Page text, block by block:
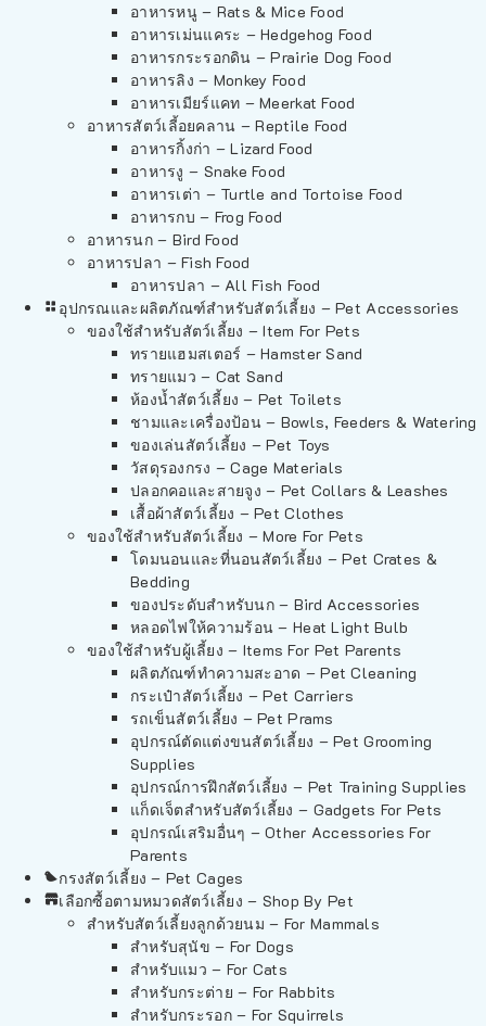
อาหารหนู – Rats & Mice Food
อาหารเม่นแคระ – Hedgehog Food
อาหารกระรอกดิน – Prairie Dog Food
อาหารลิง – Monkey Food
อาหารเมียร์แคท – Meerkat Food
อาหารสัตว์เลี้อยคลาน – Reptile Food
อาหารกิ้งก่า – Lizard Food
อาหารงู – Snake Food
อาหารเต่า – Turtle and Tortoise Food
อาหารกบ – Frog Food
อาหารนก – Bird Food
อาหารปลา – Fish Food
อาหารปลา – All Fish Food
อุปกรณและผลิตภัณฑ์สำหรับสัตว์เลี้ยง – Pet Accessories
ของใช้สำหรับสัตว์เลี้ยง – Item For Pets
ทรายแฮมสเตอร์ – Hamster Sand
ทรายแมว – Cat Sand
ห้องน้ำสัตว์เลี้ยง – Pet Toilets
ชามและเครื่องป้อน – Bowls, Feeders & Watering
ของเล่นสัตว์เลี้ยง – Pet Toys
วัสดุรองกรง – Cage Materials
ปลอกคอและสายจูง – Pet Collars & Leashes
เสื้อผ้าสัตว์เลี้ยง – Pet Clothes
ของใช้สำหรับสัตว์เลี้ยง – More For Pets
โดมนอนและที่นอนสัตว์เลี้ยง – Pet Crates &
Bedding
ของประดับสำหรับนก – Bird Accessories
หลอดไฟให้ความร้อน – Heat Light Bulb
ของใช้สำหรับผู้เลี้ยง – Items For Pet Parents
ผลิตภัณฑ์ทำความสะอาด – Pet Cleaning
กระเป๋าสัตว์เลี้ยง – Pet Carriers
รถเข็นสัตว์เลี้ยง – Pet Prams
อุปกรณ์ตัดแต่งขนสัตว์เลี้ยง – Pet Grooming
Supplies
อุปกรณ์การฝึกสัตว์เลี้ยง – Pet Training Supplies
แก็ดเจ็ตสำหรับสัตว์เลี้ยง – Gadgets For Pets
อุปกรณ์เสริมอื่นๆ – Other Accessories For
Parents
กรงสัตว์เลี้ยง – Pet Cages
เลือกซื้อตามหมวดสัตว์เลี้ยง – Shop By Pet
สำหรับสัตว์เลี้ยงลูกด้วยนม – For Mammals
สำหรับสุนัข – For Dogs
สำหรับแมว – For Cats
สำหรับกระต่าย – For Rabbits
สำหรับกระรอก – For Squirrels